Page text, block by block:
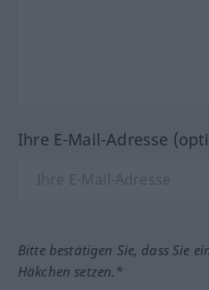
Ihre E-Mail-Adresse
Bitte bestätigen Sie, dass Sie
Häkchen setzen.*